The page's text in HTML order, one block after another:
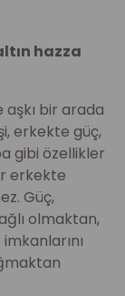
hazza
aşkı bir arada
erkekte güç,
gibi özellikler
erkekte
Güç,
olmaktan,